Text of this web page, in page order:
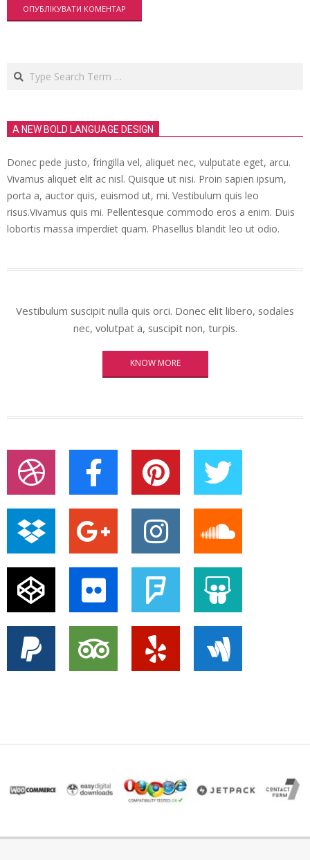
Search
A NEW BOLD LANGUAGE DESIGN
Donec pede justo, fringilla vel, aliquet nec, vulputate eget, arcu.
Vivamus aliquet elit ac nisl. Quisque ut nisi. Proin sapien ipsum,
porta a, auctor quis, euismod ut, mi. Vestibulum quis leo
risus.Vivamus quis mi. Pellentesque commodo eros a enim. Duis
lobortis massa imperdiet quam. Phasellus blandit leo ut odio.
Vestibulum suscipit nulla quis orci. Donec elit libero, sodales
nec, volutpat a, suscipit non, turpis.
KNOW MORE